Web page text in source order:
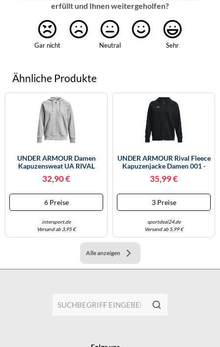
erfüllt und Ihnen weitergeholfen?
Gar nicht Neutral Sehr
Ähnliche Produkte
UNDER ARMOUR Damen
Kapuzensweat UA RIVAL
(1379497) S MOD GRAY
32,90 €
6 Preise
intersport.de
Versand ab 3,95 €
UNDER ARMOUR Rival Fleece
Kapuzenjacke Damen 001 -
35,99 €
3 Preise
sportdeal24.de
Versand ab 5,99 €
Alle anzeigen